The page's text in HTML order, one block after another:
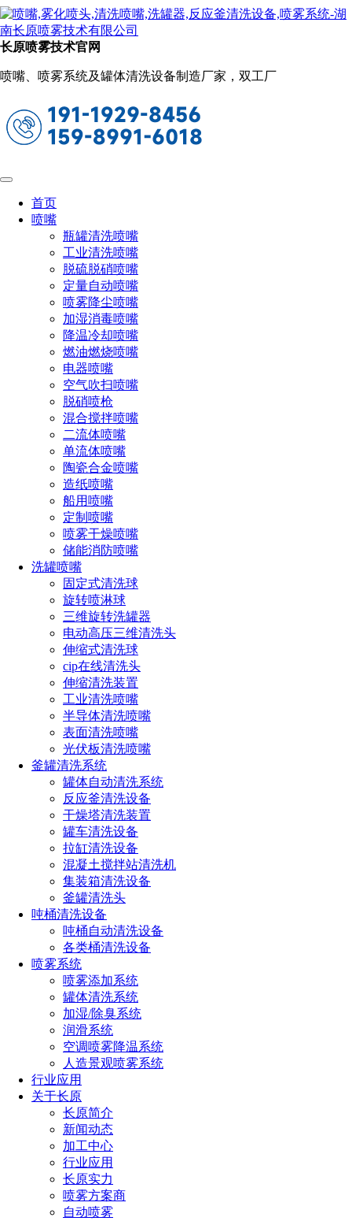
长原喷雾技术官网
喷嘴、喷雾系统及罐体清洗设备制造厂家，双工厂
首页
喷嘴
瓶罐清洗喷嘴
工业清洗喷嘴
脱硫脱硝喷嘴
定量自动喷嘴
喷雾降尘喷嘴
加湿消毒喷嘴
降温冷却喷嘴
燃油燃烧喷嘴
电器喷嘴
空气吹扫喷嘴
脱硝喷枪
混合搅拌喷嘴
二流体喷嘴
单流体喷嘴
陶瓷合金喷嘴
造纸喷嘴
船用喷嘴
定制喷嘴
喷雾干燥喷嘴
储能消防喷嘴
洗罐喷嘴
固定式清洗球
旋转喷淋球
三维旋转洗罐器
电动高压三维清洗头
伸缩式清洗球
cip在线清洗头
伸缩清洗装置
工业清洗喷嘴
半导体清洗喷嘴
表面清洗喷嘴
光伏板清洗喷嘴
釜罐清洗系统
罐体自动清洗系统
反应釜清洗设备
干燥塔清洗装置
罐车清洗设备
拉缸清洗设备
混凝土搅拌站清洗机
集装箱清洗设备
釜罐清洗头
吨桶清洗设备
吨桶自动清洗设备
各类桶清洗设备
喷雾系统
喷雾添加系统
罐体清洗系统
加湿/除臭系统
润滑系统
空调喷雾降温系统
人造景观喷雾系统
行业应用
关于长原
长原简介
新闻动态
加工中心
行业应用
长原实力
喷雾方案商
自动喷雾
工业清洗喷嘴
当前位置：首页 喷嘴 工业清洗喷嘴
短款BB实心锥喷嘴
用于空调喷雾降温系统
喷雾均匀，流量角度精准
形状，喷射区域呈圆形，喷射角为
46°-106°
特点
喷嘴能在大范围的流率和压力下产生分布均匀，液滴大小
为中等到偏大的喷雾，这种均匀的喷雾分布来源于独特的叶片
设计和大而通畅的流通道以及优良的控制特性。
喷嘴经精密制造，达到了精密的尺寸，确保准确而可靠的
性能。这种喷嘴在要求完全覆盖一个区域的喷流应用领域能发
挥极佳的效果。BBG系列喷嘴具有可拆卸的喷头主体和叶
片，能与集管和多支管很好的匹配。其设计方法能把工作末端
（喷头主体和叶片）从喷嘴上拆下来进行检修和清洗，而不必
把喷嘴底座从集管上卸下来。
瓶罐清洗喷嘴
工业清洗喷嘴
脱硫脱硝喷嘴
定量自动喷嘴
喷雾降尘喷嘴
加湿消毒喷嘴
降温冷却喷嘴
燃油燃烧喷嘴
电器喷嘴
空气吹扫喷嘴
全国服务热线
191-1929-8456
热门文章
罐体清洗好工具
罐体清洗喷嘴怎么选（掌握罐体清洗喷嘴选择的技巧）
反应釜固定喷淋球选用技巧
简易式吨桶清洗机组成及价格
干燥塔清洗方案（长原伸缩清洗装置干燥塔清洗好工
具）
反应釜移动式清洗车高效轻松搞定釜清洗作业
工业喷嘴选型要点
罐内清洗器的工作原理及应用行业
相关产品
扇形喷嘴喷头（CC）
扇形喷嘴喷头（CC）